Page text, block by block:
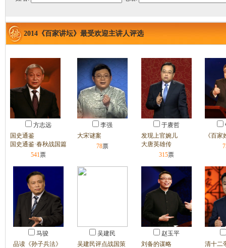
2014《百家讲坛》最受欢迎主讲人评选
方志远
国史通鉴
国史通鉴·春秋战国篇
541票
李强
大宋谜案
78票
于赓哲
发现上官婉儿
大唐英雄传
315票
《百
马骏
品读《孙子兵法》
吴建民
吴建民评点战国策
赵玉平
刘备的谋略
清十二